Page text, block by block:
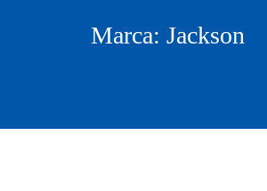
Marca: Jackson